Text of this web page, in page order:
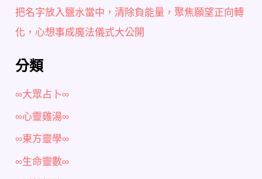
把名字放入鹽水當中，清除負能量，聚焦願望正向轉
化，心想事成魔法儀式大公開
分類
∞大眾占卜∞
∞心靈雞湯∞
∞東方靈學∞
∞生命靈數∞